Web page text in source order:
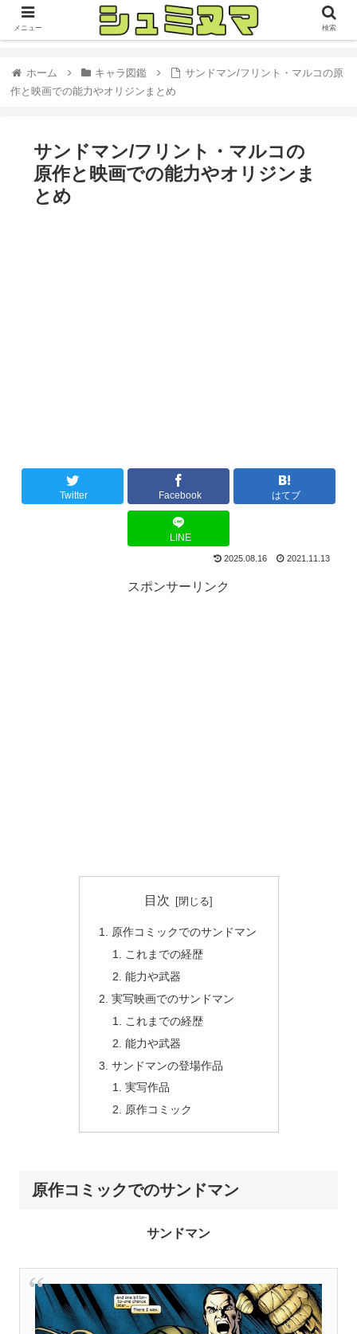
ホーム キャラ図鑑
サンドマン/フリント・マルコの原
作と映画での能力やオリジンまとめ
サンドマン/フリント・マルコの
原作と映画での能力やオリジンま
とめ
Twitter Facebook はてブ
LINE
2025.08.16 2021.11.13
スポンサーリンク
目次
原作コミックでのサンドマン
これまでの経歴
能力や武器
実写映画でのサンドマン
これまでの経歴
能力や武器
サンドマンの登場作品
実写作品
原作コミック
原作コミックでのサンドマン
サンドマン
メニュー 検索